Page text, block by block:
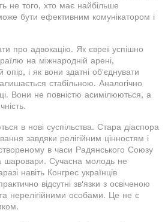
не того, хто має найбільше
бути ефективним комунікатором і
про адвокацію. Як євреї успішно
на міжнародній арені,
і як вони здатні об'єднувати
стабільною. Аналогічно
Вони не повністю асимілюються, а
в нові суспільства. Стара діаспора
завдяки релігійним цінностям і
в часи Радянського Союзу
шаровари. Сучасна молодь не
навіть Конгрес українців
відсутні зв'язки з освіченою
нерелігійними особами. Це не є